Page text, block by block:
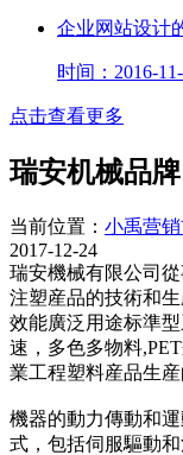
企业网站设计
时间：2016-
点击查看更多
瑞安机械品
当前位置： 小禹营
2017-12-24
瑞安機械有限公司
注塑産品的技術和
效能廣泛用途标準
速，多色多物料
業工程塑料産品生
機器的動力傳動和
式，包括伺服驅動